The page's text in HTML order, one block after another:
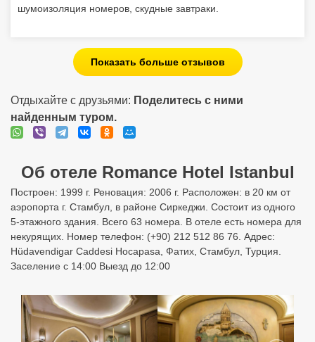
шумоизоляция номеров, скудные завтраки.
Показать больше отзывов
Отдыхайте с друзьями: Поделитесь с ними
найденным туром.
Об отеле Romance Hotel Istanbul
Построен: 1999 г. Реновация: 2006 г. Расположен: в 20 км от
аэропорта г. Стамбул, в районе Сиркеджи. Состоит из одного
5-этажного здания. Всего 63 номера. В отеле есть номера для
некурящих. Номер телефон: (+90) 212 512 86 76. Адрес:
Hüdavendigar Caddesi Hocapasa, Фатих, Стамбул, Турция.
Заселение с 14:00 Выезд до 12:00